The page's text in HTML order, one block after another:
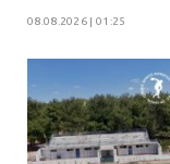
08.08.2026 | 01:25